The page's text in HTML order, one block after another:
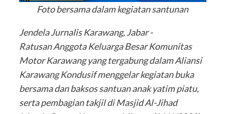
Foto bersama dalam kegiatan santunan
Jendela Jurnalis Karawang, Jabar -
Ratusan Anggota Keluarga Besar Komunitas
Motor Karawang yang tergabung dalam Aliansi
Karawang Kondusif menggelar kegiatan buka
bersama dan baksos santuan anak yatim piatu,
serta pembagian takjil di Masjid Al-Jihad